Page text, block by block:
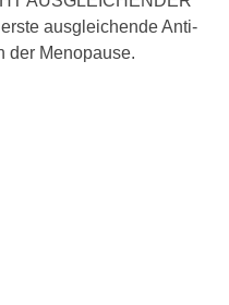
ausgleichende Anti-
der Menopause.